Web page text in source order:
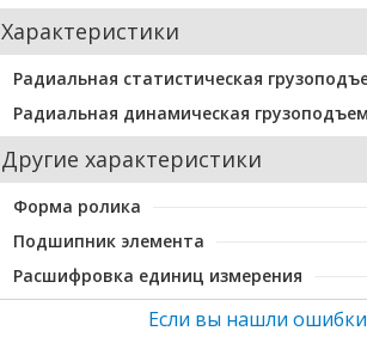
Характеристики
Радиальная статистическая
Радиальная динамическая
Другие характеристики
Форма ролика
Подшипник элемента
Расшифровка единиц измерения
Если вы нашли